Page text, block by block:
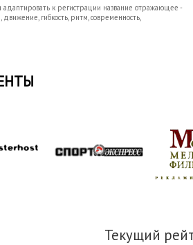
адаптировать к регистрации название отражающее -
движение, гибкость, ритм, современность,
Текущий